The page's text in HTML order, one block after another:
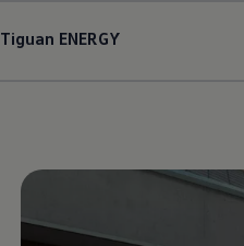
Tiguan ENERGY